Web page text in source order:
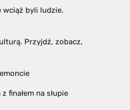
wciąż byli ludzie.
Przyjdź, zobacz,
finałem na słupie